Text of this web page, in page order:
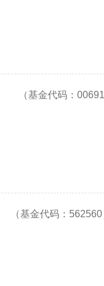
（基金代码：
（基金代码：